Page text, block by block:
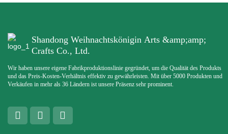
Shandong Weihnachtskönigin Arts &amp;amp;
Crafts Co., Ltd.
Wir haben unsere eigene Fabrikproduktionslinie gegründet, um die Qualität des Produkts
und das Preis-Kosten-Verhältnis effektiv zu gewährleisten. Mit über 5000 Produkten und
Verkäufen in mehr als 36 Ländern ist unsere Präsenz sehr prominent.